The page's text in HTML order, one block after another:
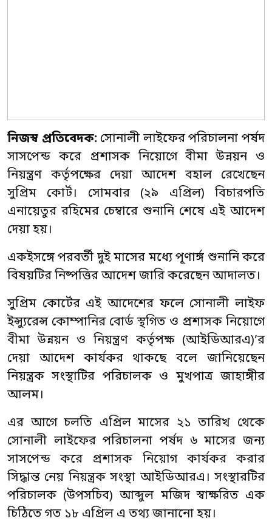
নিজস্ব প্রতিবেদক:সোনালী লাইফের পরিচালনা পর্ষদ
সাসপেন্ড করে প্রশাসক নিয়োগে বীমা উন্নয়ন ও
নিয়ন্ত্রণ কর্তৃপক্ষের দেয়া আদেশ বহাল রেখেছেন
সুপ্রিম কোর্ট। সোমবার (২৯ এপ্রিল) বিচারপতি
এনায়েতুর রহিমের চেম্বারে শুনানি শেষে এই আদেশ
দেয়া হয়।
একইসঙ্গে পরবর্তী দুই মাসের মধ্যে পূণার্ঙ্গ শুনানি করে
বিষয়টির নিষ্পত্তির আদেশ জারি করেছেন আদালত।
সুপ্রিম কোর্টের এই আদেশের ফলে সোনালী লাইফ
ইন্স্যুরেন্স কোম্পানির বোর্ড স্থগিত ও প্রশাসক নিয়োগে
বীমা উন্নয়ন ও নিয়ন্ত্রণ কর্তৃপক্ষ (আইডিআরএ)’র
দেয়া আদেশ কার্যকর থাকছে বলে জানিয়েছেন
নিয়ন্ত্রক সংস্থাটির পরিচালক ও মুখপাত্র জাহাঙ্গীর
আলম।
এর আগে চলতি এপ্রিল মাসের ২১ তারিখ থেকে
সোনালী লাইফের পরিচালনা পর্ষদ ৬ মাসের জন্য
সাসপেন্ড করে প্রশাসক নিয়োগ কার্যকর করার
সিদ্ধান্ত নেয় নিয়ন্ত্রক সংস্থা আইডিআরএ। সংস্থারটির
পরিচালক (উপসচিব) আব্দুল মজিদ স্বাক্ষরিত এক
চিঠিতে গত ১৮ এপ্রিল এ তথ্য জানানো হয়।